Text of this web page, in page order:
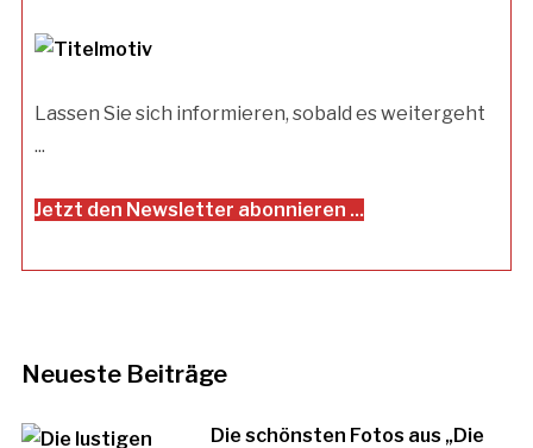
Lassen Sie sich informieren, sobald es weitergeht
...
Jetzt den Newsletter abonnieren ...
Neueste Beiträge
Die schönsten Fotos aus „Die